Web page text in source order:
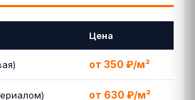
Цена
от 350 ₽/м²
от 630 ₽/м²